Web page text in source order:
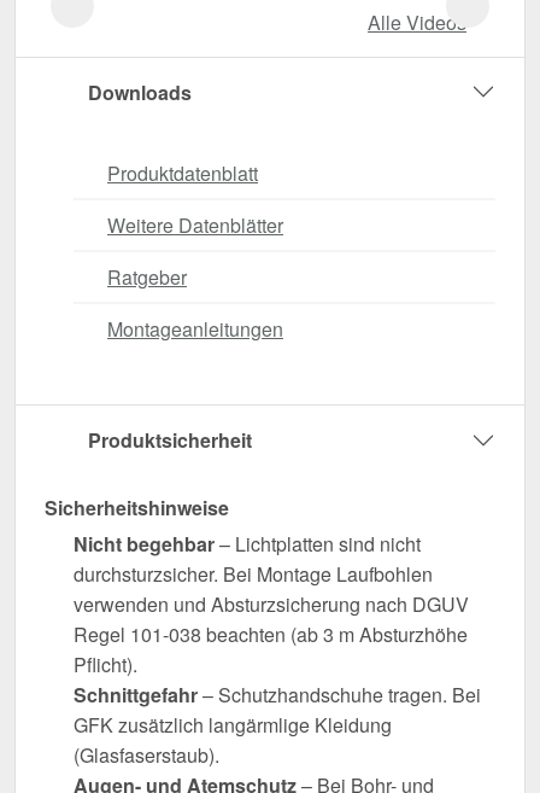
Alle Videos
Downloads
Produktdatenblatt
Weitere Datenblätter
Ratgeber
Montageanleitungen
Produktsicherheit
Sicherheitshinweise
Nicht begehbar– Lichtplatten sind nicht
durchsturzsicher. Bei Montage Laufbohlen
verwenden und Absturzsicherung nach DGUV
Regel 101-038 beachten (ab 3 m Absturzhöhe
Pflicht).
Schnittgefahr– Schutzhandschuhe tragen. Bei
GFK zusätzlich langärmlige Kleidung
(Glasfaserstaub).
Augen- und Atemschutz– Bei Bohr- und